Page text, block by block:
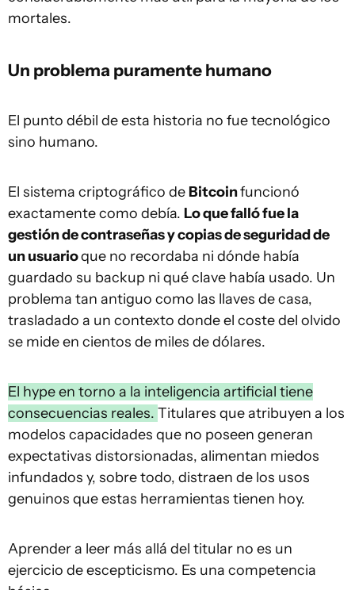
mortales.
Un problema puramente humano
El punto débil de esta historia no fue tecnológico
sino humano.
El sistema criptográfico de Bitcoinfuncionó
exactamente como debía. Lo que falló fue la
gestión de contraseñas y copias de seguridad de
un usuarioque no recordaba ni dónde había
guardado su backup ni qué clave había usado. Un
problema tan antiguo como las llaves de casa,
trasladado a un contexto donde el coste del olvido
se mide en cientos de miles de dólares.
El hype en torno a la inteligencia artificial tiene
consecuencias reales. Titulares que atribuyen a los
modelos capacidades que no poseen generan
expectativas distorsionadas, alimentan miedos
infundados y, sobre todo, distraen de los usos
genuinos que estas herramientas tienen hoy.
Aprender a leer más allá del titular no es un
ejercicio de escepticismo. Es una competencia